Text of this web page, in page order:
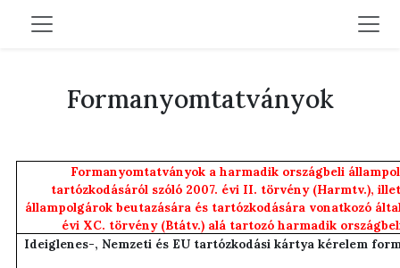
Formanyomtatványok
Formanyomtatványok a harmadik országbeli
tartózkodásáról szóló 2007. évi II. törvény (Harmtv.),
állampolgárok beutazására és tartózkodására vonatkozó
évi XC. törvény (Btátv.) alá tartozó harmadik
Ideiglenes-, Nemzeti és EU tartózkodási kártya kérelem